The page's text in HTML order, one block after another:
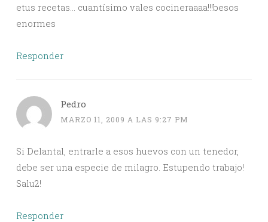
etus recetas… cuantísimo vales cocineraaaa!!!besos
enormes
Responder
Pedro
MARZO 11, 2009 A LAS 9:27 PM
Si Delantal, entrarle a esos huevos con un tenedor,
debe ser una especie de milagro. Estupendo trabajo!
Salu2!
Responder